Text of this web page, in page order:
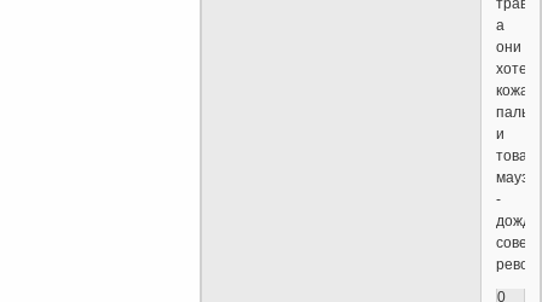
а
они
пальто
и
-
0